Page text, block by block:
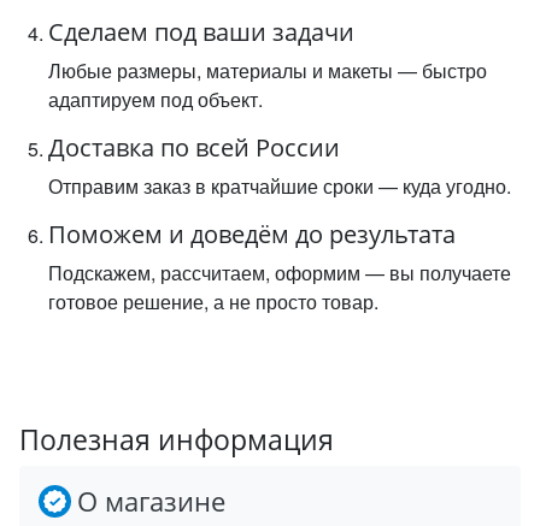
Сделаем под ваши задачи
Любые размеры, материалы и макеты — быстро
адаптируем под объект.
Доставка по всей России
Отправим заказ в кратчайшие сроки — куда угодно.
Поможем и доведём до результата
Подскажем, рассчитаем, оформим — вы получаете
готовое решение, а не просто товар.
Полезная информация
О магазине